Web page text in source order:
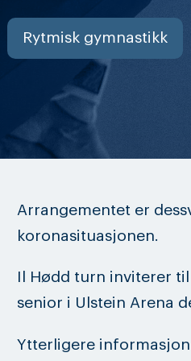
Rytmisk gymnastikk
Arrangementet er
koronasituasjonen.
Il Hødd turn inviterer
senior i Ulstein Arena
Ytterligere